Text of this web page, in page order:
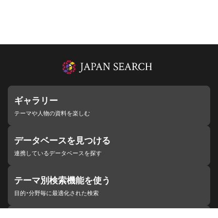
ギャラリー
テーマや人物の資料を楽しむ
データベースを見つける
連携しているデータベースを探す
テーマ別検索機能を使う
目的・分野毎に最適化された検索